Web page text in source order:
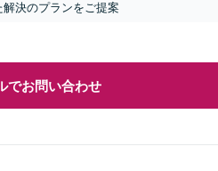
決のプランをご提案
でお問い合わせ